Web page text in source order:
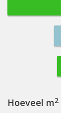
Hoeveel m2